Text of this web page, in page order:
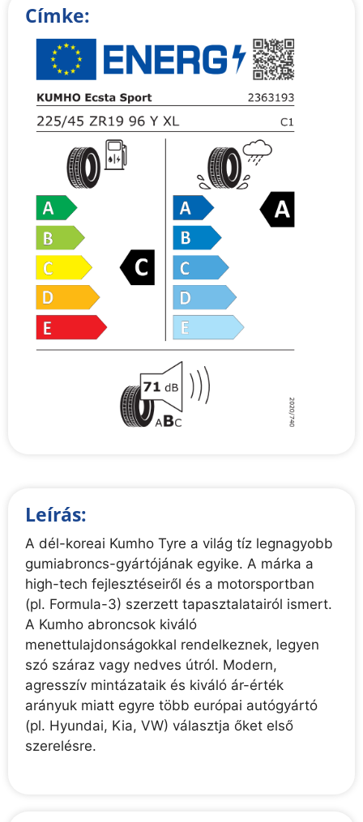
Címke:
Leírás:
A dél-koreai Kumho Tyre a világ tíz legnagyobb
gumiabroncs-gyártójának egyike. A márka a
high-tech fejlesztéseiről és a motorsportban
(pl. Formula-3) szerzett tapasztalatairól ismert.
A Kumho abroncsok kiváló
menettulajdonságokkal rendelkeznek, legyen
szó száraz vagy nedves útról. Modern,
agresszív mintázataik és kiváló ár-érték
arányuk miatt egyre több európai autógyártó
(pl. Hyundai, Kia, VW) választja őket első
szerelésre.